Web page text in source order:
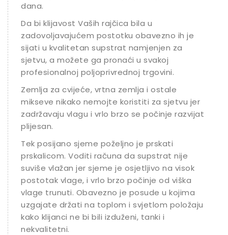
dana.
Da bi klijavost Vaših rajčica bila u
zadovoljavajućem postotku obavezno ih je
sijati u kvalitetan supstrat namjenjen za
sjetvu, a možete ga pronaći u svakoj
profesionalnoj poljoprivrednoj trgovini.
Zemlja za cvijeće, vrtna zemlja i ostale
mikseve nikako nemojte koristiti za sjetvu jer
zadržavaju vlagu i vrlo brzo se počinje razvijati
plijesan.
Tek posijano sjeme poželjno je prskati
prskalicom. Voditi računa da supstrat nije
suviše vlažan jer sjeme je osjetljivo na visok
postotak vlage, i vrlo brzo počinje od viška
vlage trunuti. Obavezno je posude u kojima
uzgajate držati na toplom i svjetlom položaju
kako klijanci ne bi bili izduženi, tanki i
nekvalitetni.